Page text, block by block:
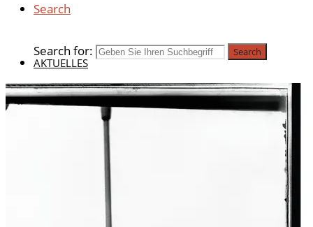
Search
Search for: Search
AKTUELLES
BEITRÄGE 2025
BEITRÄGE 2024
BEITRÄGE 2023
BEITRÄGE 2022
BEITRÄGE 2021
BEITRÄGE 2020